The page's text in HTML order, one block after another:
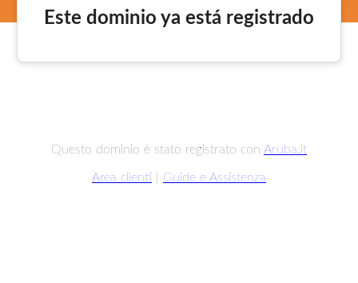
Este dominio ya está registrado
Questo dominio è stato registrato con Aruba.it
Area clienti Guide e Assistenza